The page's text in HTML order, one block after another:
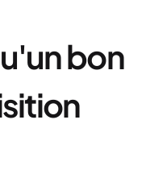
bon